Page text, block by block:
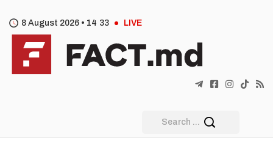
8 August 2026 • 14 33 LIVE